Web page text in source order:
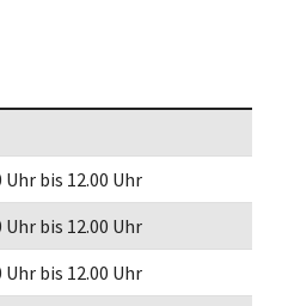
Uhr bis 12.00 Uhr
Uhr bis 12.00 Uhr
Uhr bis 12.00 Uhr